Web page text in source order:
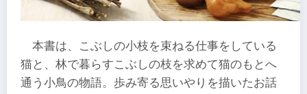
本書は、こぶしの小枝を束ねる仕事をしている
猫と、林で暮らすこぶしの枝を求めて猫のもとへ
通う小鳥の物語。歩み寄る思いやりを描いたお話